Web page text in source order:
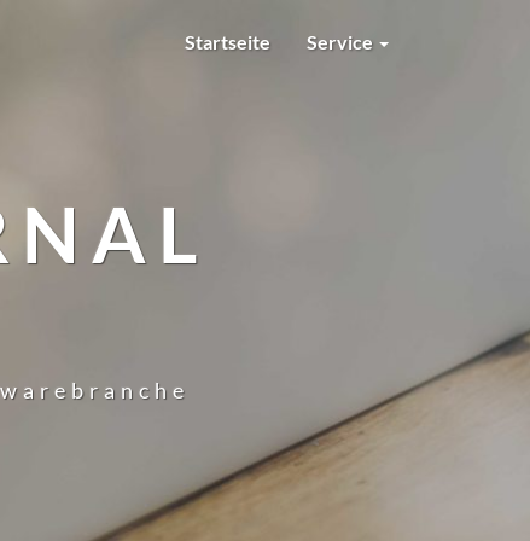
Startseite Service